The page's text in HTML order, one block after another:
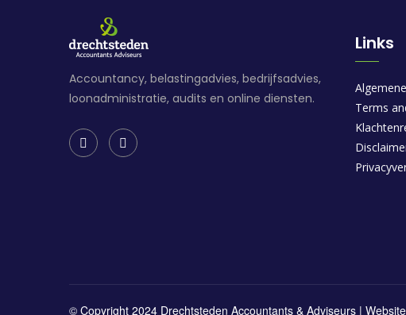
Accountancy, belastingadvies, bedrijfsadvies,
loonadministratie, audits en online diensten.
Links
Terms
© Copyright 2024 Drechtsteden Accountants & Adviseurs |